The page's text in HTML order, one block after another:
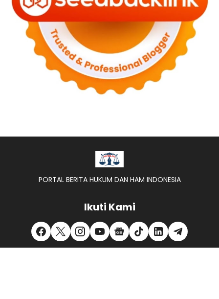
PORTAL BERITA HUKUM DAN HAM INDONESIA
Ikuti Kami